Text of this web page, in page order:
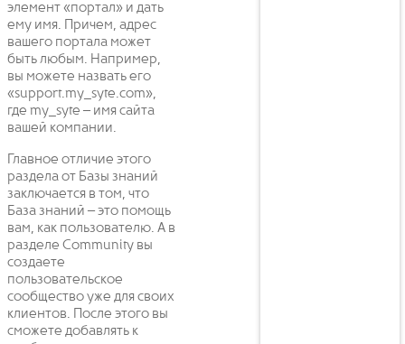
элемент «портал» и дать
ему имя. Причем, адрес
вашего портала может
быть любым. Например,
вы можете назвать его
«support.my_syte.com»,
где my_syte – имя сайта
вашей компании.
Главное отличие этого
раздела от Базы знаний
заключается в том, что
База знаний – это помощь
вам, как пользователю. А в
разделе Community вы
создаете
пользовательское
сообщество уже для своих
клиентов. После этого вы
сможете добавлять к